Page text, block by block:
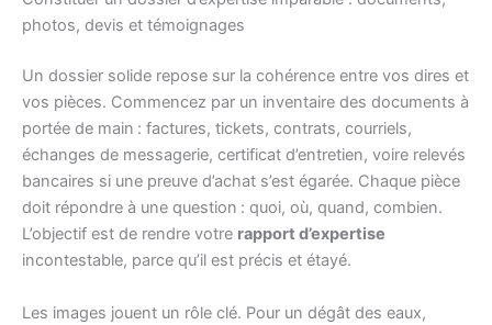
photos, devis et témoignages
Un dossier solide repose sur la cohérence entre vos dires et
vos pièces. Commencez par un inventaire des documents à
portée de main : factures, tickets, contrats, courriels,
échanges de messagerie, certificat d’entretien, voire relevés
bancaires si une preuve d’achat s’est égarée. Chaque pièce
doit répondre à une question : quoi, où, quand, combien.
L’objectif est de rendre votre rapport d’expertise
incontestable, parce qu’il est précis et étayé.
Les images jouent un rôle clé. Pour un dégât des eaux,